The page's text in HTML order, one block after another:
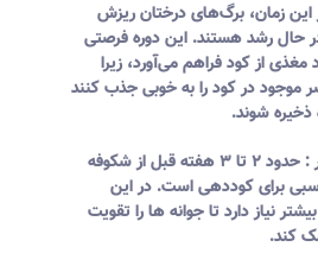
زمان، برگ‌های درختان ریزش
حال رشد هستند. این دوره فرصتی
از کود فراهم می‌آورد، زیرا
موجود در کود را به خوبی جذب کنند
شوند.
· اوایل فصل بهار : حدود ۲ تا ۳ هفته قبل از شکوفه
برای کوددهی است. در این
نیاز دارد تا جوانه ها را تقویت
کند.